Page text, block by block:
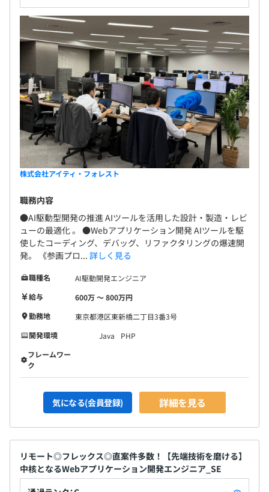
株式会社アイティ・フォレスト
職務内容
●AI駆動型開発の推進 AIツールを活用した設計・製造・レビ
ューの最適化 。 ●Webアプリケーション開発 AIツールを駆
使したコーディング、デバッグ、リファクタリングの爆速開
発。 《参画プロ... 詳しく見る
職種名
AI駆動開発エンジニア
給与
600万 〜 800万円
勤務地
東京都港区東新橋二丁目3番3号
開発環境
Java
PHP
フレームワー
ク
気になる(会員登録) 詳細を見る
リモート◎フレックス◎直案件多数！【先端技術を磨ける】
中核となるWebアプリケーション開発エンジニア_SE